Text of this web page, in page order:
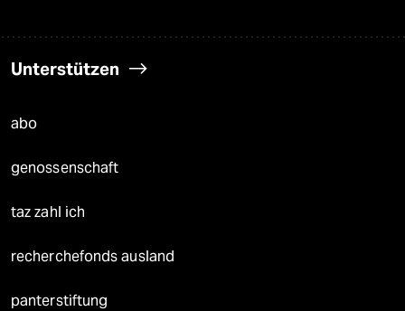
Unterstützen
abo
genossenschaft
taz zahl ich
recherchefonds ausland
panterstiftung